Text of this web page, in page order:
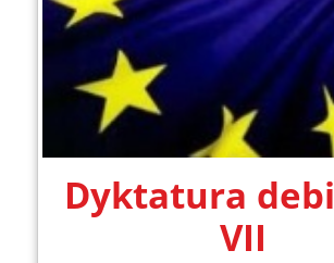
Dyktatura
VII